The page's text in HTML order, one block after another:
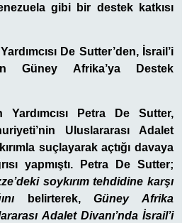
gibi bir destek katkısı
De Sutter’den, İsrail’i
Güney Afrika’ya Destek
Yardımcısı Petra De Sutter,
Uluslararası Adalet
suçlayarak açtığı davaya
yapmıştı. Petra De Sutter;
soykırım tehdidine karşı
belirterek,Güney Afrika
Adalet Divanı’nda İsrail’i